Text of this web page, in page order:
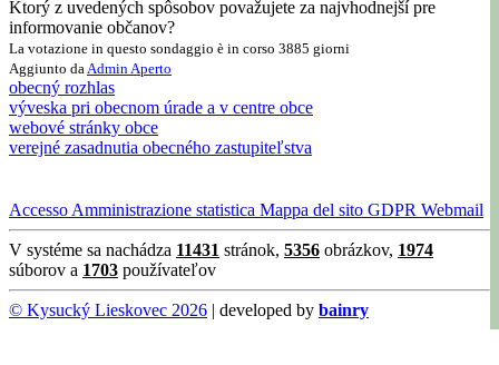
Ktorý z uvedených spôsobov považujete za najvhodnejší pre
informovanie občanov?
La votazione in questo sondaggio è in corso 3885 giorni
Aggiunto daAdminAperto
obecný rozhlas
výveska pri obecnom úrade a v centre obce
webové stránky obce
verejné zasadnutia obecného zastupiteľstva
Accesso Amministrazione statistica Mappa del sito GDPR Webmail
V systéme sa nachádza 11431 stránok, 5356 obrázkov, 1974
súborov a 1703 používateľov
© Kysucký Lieskovec 2026 | developed by bainry